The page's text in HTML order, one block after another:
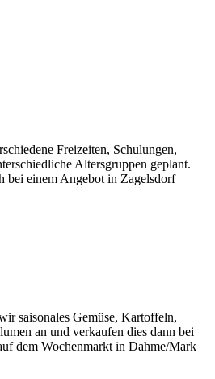
Freizeiten, Schulungen,
Altersgruppen geplant.
bei einem Angebot in Zagelsdorf
saisonales Gemüse, Kartoffeln,
an und verkaufen dies dann bei
dem Wochenmarkt in Dahme/Mark